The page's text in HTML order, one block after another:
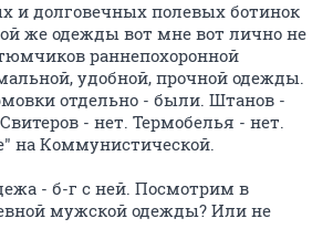
и долговечных полевых ботинок
же одежды вот мне вот лично не
раннепохоронной
удобной, прочной одежды.
отдельно - были. Штанов -
- нет. Термобелья - нет.
на Коммунистической.
- б-г с ней. Посмотрим в
мужской одежды? Или не